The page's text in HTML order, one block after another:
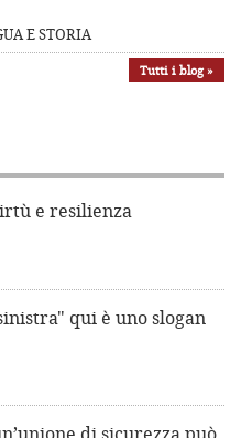
E STORIA
Tutti i blog »
e resilienza
qui è uno slogan